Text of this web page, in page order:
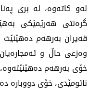
لەو كاتەوە، لە بری
گرەنتی هەرێمێكی
قەیران بەرهەم
خۆی بەرهەم
نائومێدی، خۆی دووبارە